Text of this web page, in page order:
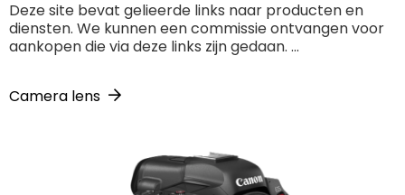
Deze site bevat gelieerde links naar producten en
diensten. We kunnen een commissie ontvangen voor
aankopen die via deze links zijn gedaan. ...
Camera lens